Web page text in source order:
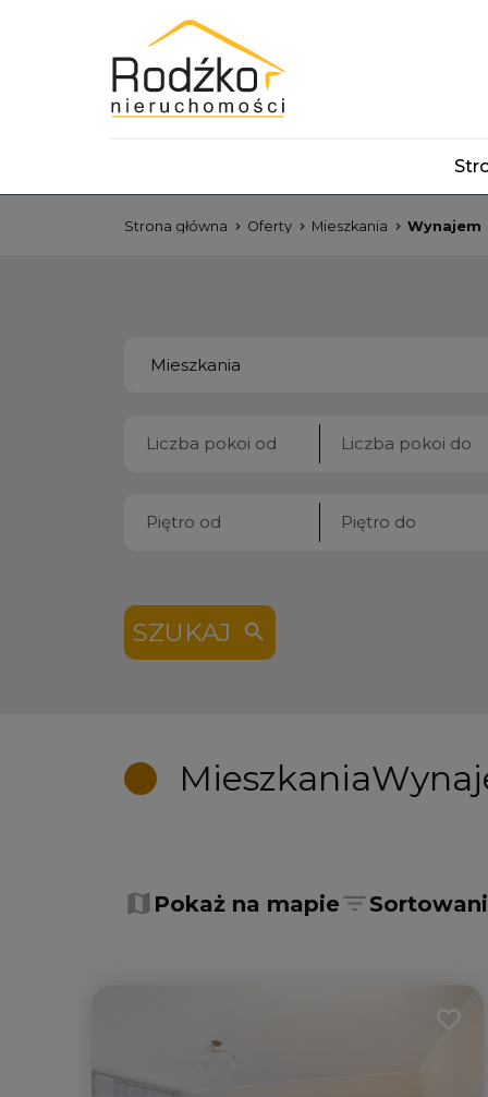
Strona główna Oferty Mieszkania Wynajem
SZUKAJ
Mieszkania
−
Pokaż na mapie